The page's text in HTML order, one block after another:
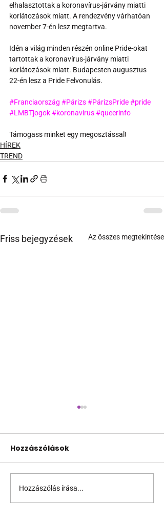
elhalasztottak a koronavírus-járvány miatti
korlátozások miatt. A rendezvény várhatóan
november 7-én lesz megtartva.
Idén a világ minden részén online Pride-okat
tartottak a koronavírus-járvány miatti
korlátozások miatt. Budapesten augusztus
22-én lesz a Pride Felvonulás.
#Franciaország #Párizs#PárizsPride#pride
#LMBTjogok#koronavírus#queerinfo
Támogass minket egy megosztással!
HÍREK
TREND
Friss bejegyzések Az összes megtekintése
Támogathatsz és
ajánlhatsz: Te is részt
Hozzászólások
Hozzászólás írása...